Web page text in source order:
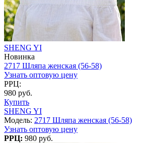
SHENG YI
Новинка
2717 Шляпа женская (56-58)
Узнать оптовую цену
РРЦ:
980 руб.
Купить
SHENG YI
Модель: 2717 Шляпа женская (56-58)
Узнать оптовую цену
РРЦ: 980 руб.